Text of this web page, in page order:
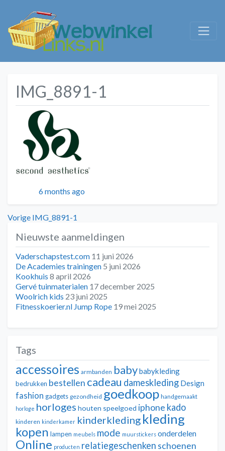
IMG_8891-1
Geplaatst
6 months ago
Bericht
navigatie
Vorige Vorig
IMG_8891-1
Nieuwste aanmeldingen
Vaderschapstest.com 11 juni 2026
De Academies trainingen 5 juni 2026
Kookhuis 8 april 2026
Gervé tuinmaterialen 17 december 2025
Woolrich kids 23 juni 2025
Fitnesskoerier.nl Jump Rope 19 mei 2025
Tags
accessoires armbanden babybabykleding
bedrukken bestellen cadeau dameskleding Design
fashion gadgets gezondheid goedkoop handgemaakt
horloge horloges houten speelgoed iphone kado
kinderen kinderkamer kinderkleding kleding
kopen lampen meubels mode muurstickers onderdelen
Online producten relatiegeschenken schoenen